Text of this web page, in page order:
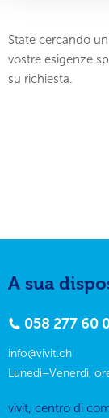
State cercando
vostre esigenze
su richiesta.
A sua
058 277 60
info@vivit.ch
Lunedì–Venerdì,
vivit, centro di